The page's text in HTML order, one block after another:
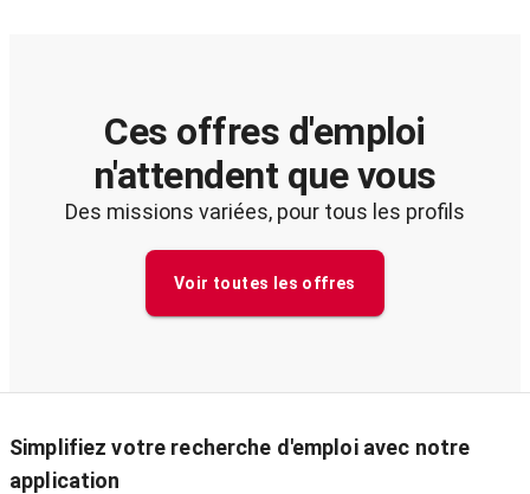
Ces offres d'emploi
n'attendent que vous
Des missions variées, pour tous les profils
Voir toutes les offres
Simplifiez votre recherche d'emploi avec notre
application